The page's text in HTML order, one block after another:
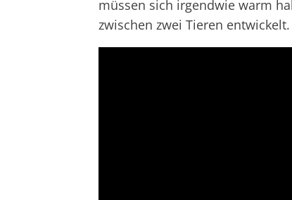
müssen sich irgendwie warm
zwischen zwei Tieren entwickelt.